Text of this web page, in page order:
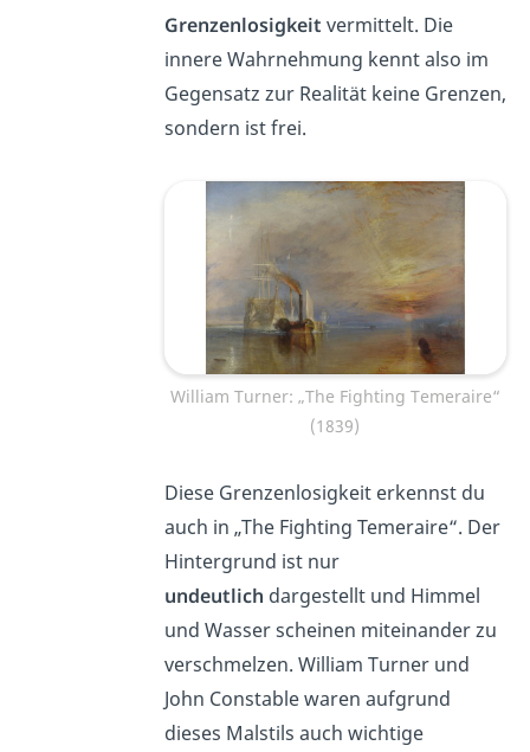
Grenzenlosigkeit vermittelt. Die
innere Wahrnehmung kennt also im
Gegensatz zur Realität keine Grenzen,
sondern ist frei.
William Turner: „The Fighting Temeraire“
(1839)
Diese Grenzenlosigkeit erkennst du
auch in „The Fighting Temeraire“. Der
Hintergrund ist nur
undeutlich dargestellt und Himmel
und Wasser scheinen miteinander zu
verschmelzen. William Turner und
John Constable waren aufgrund
dieses Malstils auch wichtige